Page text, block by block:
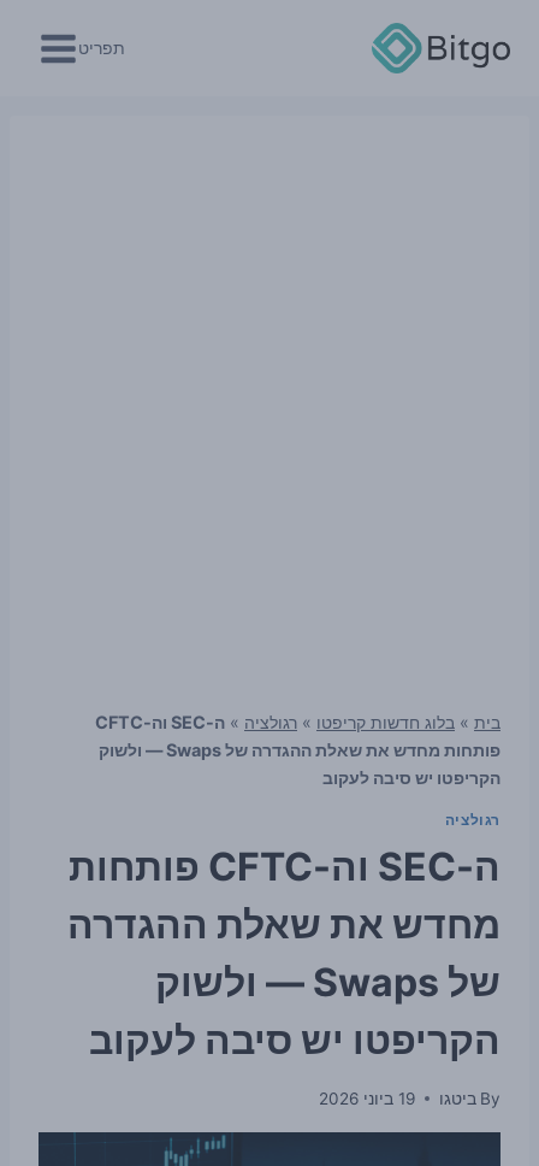
תפריט
בית » בלוג חדשות קריפטו » רגולציה »
ה-SEC וה-CFTC
פותחות מחדש את שאלת ההגדרה של Swaps — ולשוק
הקריפטו יש סיבה לעקוב
רגולציה
ה-SEC וה-CFTC פותחות
מחדש את שאלת ההגדרה
של Swaps — ולשוק
הקריפטו יש סיבה לעקוב
By ביטגו 19 ביוני 2026